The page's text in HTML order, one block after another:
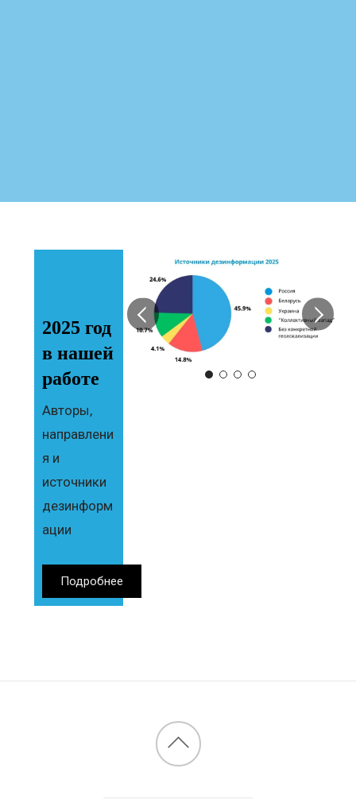
2025 год
в нашей
работе
Авторы,
направлени
я и
источники
дезинформ
ации
Подробнее